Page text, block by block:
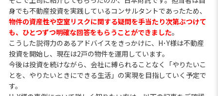
身でも不動産投資を実践しているコンサルタントであったため、
物件の資産性や空室リスクに関する疑問を手当たり次第ぶつけて
も、ひとつずつ明確な回答をもらうことができました。
こうした説得力のあるアドバイスをきっかけに、H･Y様は不動産
投資を開始し、現在は2戸の物件を運用しています。
今後は投資を続けながら、会社に縛られることなく「やりたいこ
とを、やりたいときにできる生活」の実現を目指していく予定で
す。